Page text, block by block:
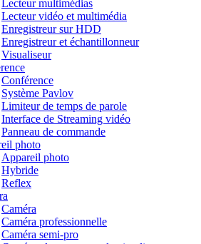
Lecteur multimédias
Lecteur vidéo et multimédia
Enregistreur sur HDD
Enregistreur et échantillonneur
Visualiseur
Conférence
Système Pavlov
Limiteur de temps de parole
Interface de Streaming vidéo
Panneau de commande
photo
Appareil photo
Hybride
Reflex
Caméra
Caméra professionnelle
Caméra semi-pro